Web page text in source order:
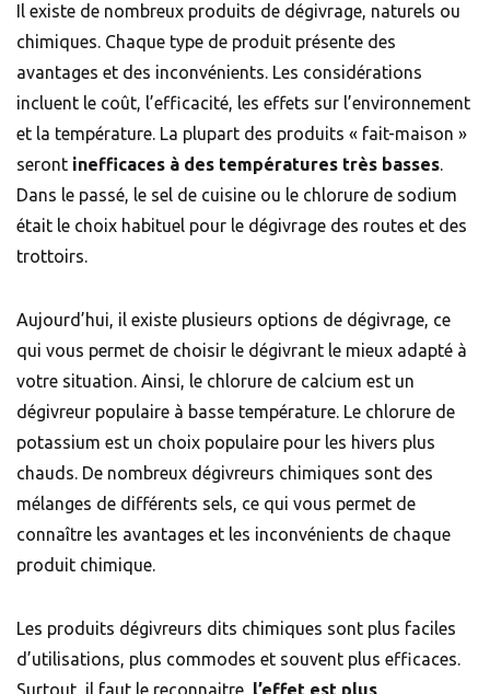
Il existe de nombreux produits de dégivrage, naturels ou
chimiques. Chaque type de produit présente des
avantages et des inconvénients. Les considérations
incluent le coût, l’efficacité, les effets sur l’environnement
et la température. La plupart des produits « fait-maison »
seront inefficaces à des températures très basses.
Dans le passé, le sel de cuisine ou le chlorure de sodium
était le choix habituel pour le dégivrage des routes et des
trottoirs.
Aujourd’hui, il existe plusieurs options de dégivrage, ce
qui vous permet de choisir le dégivrant le mieux adapté à
votre situation. Ainsi, le chlorure de calcium est un
dégivreur populaire à basse température. Le chlorure de
potassium est un choix populaire pour les hivers plus
chauds. De nombreux dégivreurs chimiques sont des
mélanges de différents sels, ce qui vous permet de
connaître les avantages et les inconvénients de chaque
produit chimique.
Les produits dégivreurs dits chimiques sont plus faciles
d’utilisations, plus commodes et souvent plus efficaces.